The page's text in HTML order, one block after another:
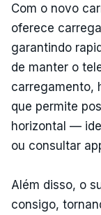
Com o novo
oferece
garantindo
de manter o
carregamento,
que permite
horizontal —
ou consultar
Além disso, o
consigo,